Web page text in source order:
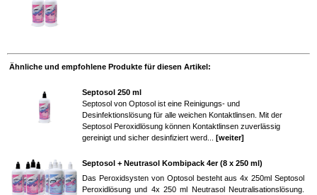
Ähnliche und empfohlene Produkte für diesen Artikel:
Septosol 250 ml
Septosol von Optosol ist eine Reinigungs- und
Desinfektionslösung für alle weichen Kontaktlinsen. Mit der
Septosol Peroxidlösung können Kontaktlinsen zuverlässig
gereinigt und sicher desinfiziert werd... [weiter]
Septosol + Neutrasol Kombipack 4er (8 x 250 ml)
Das Peroxidsysten von Optosol besteht aus 4x 250ml Septosol
Peroxidlösung und 4x 250 ml Neutrasol Neutralisationslösung.